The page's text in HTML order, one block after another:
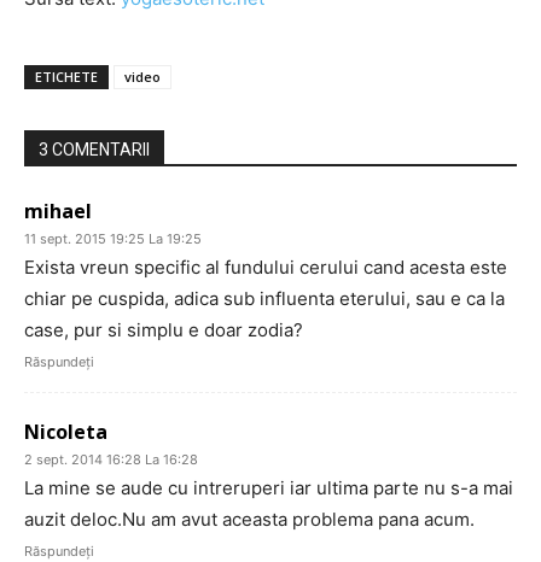
ETICHETE video
3 COMENTARII
mihael
11 sept. 2015 19:25 La 19:25
Exista vreun specific al fundului cerului cand acesta este
chiar pe cuspida, adica sub influenta eterului, sau e ca la
case, pur si simplu e doar zodia?
Răspundeți
Nicoleta
2 sept. 2014 16:28 La 16:28
La mine se aude cu intreruperi iar ultima parte nu s-a mai
auzit deloc.Nu am avut aceasta problema pana acum.
Răspundeți